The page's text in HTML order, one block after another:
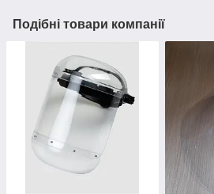
Подібні товари компанії